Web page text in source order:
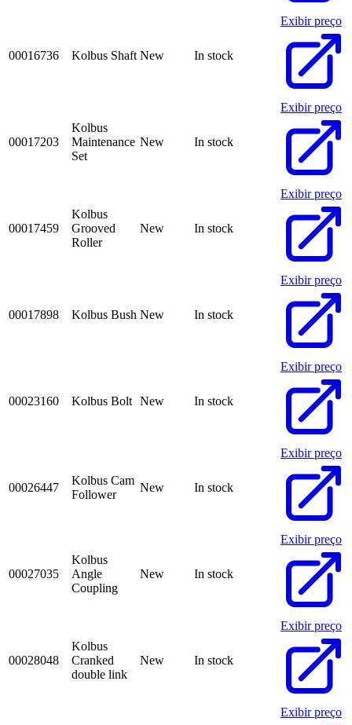
00016736 Kolbus Shaft New In stock
Exibir preço
00017203
Kolbus
Maintenance
Set
New In stock
Exibir preço
00017459
Kolbus
Grooved
Roller
New In stock
Exibir preço
00017898 Kolbus Bush New In stock
Exibir preço
00023160 Kolbus Bolt New In stock
Exibir preço
00026447
Kolbus Cam
Follower
New In stock
Exibir preço
00027035
Kolbus
Angle
Coupling
New In stock
Exibir preço
00028048
Kolbus
Cranked
double link
New In stock
Exibir preço
Exibir preço